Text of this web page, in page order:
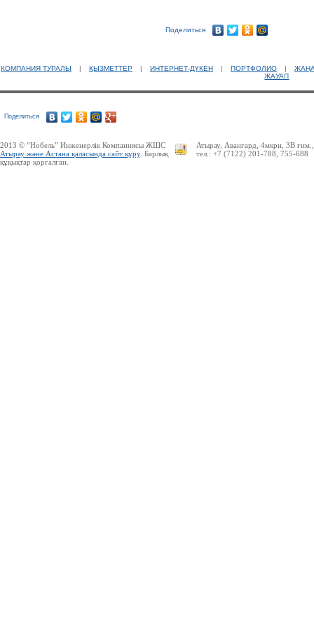
Поделиться
КОМПАНИЯ ТУРАЛЫ | ҚЫЗМЕТТЕР | ИНТЕРНЕТ-ДҮКЕН | ПОРТФОЛИО |
ЖАУАП
Поделиться
2013 © “Нобель” Инженерлік Компаниясы ЖШС
Атырау және Астана қаласында сайт құру. Барлық
құқықтар қорғалған.
Атырау, Авангард, 4мкрн, 3В
тел.: +7 (7122) 201-788, 755-688